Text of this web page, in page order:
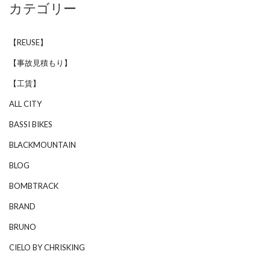
カテゴリー
【REUSE】
【事故見積もり】
【工賃】
ALL CITY
BASSI BIKES
BLACKMOUNTAIN
BLOG
BOMBTRACK
BRAND
BRUNO
CIELO BY CHRISKING